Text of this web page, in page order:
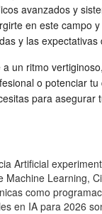
avanzados y
en este campo
y las expectativas
un ritmo
o potenciar
para asegurar
Artificial
Machine Learning,
como
en IA para 2026